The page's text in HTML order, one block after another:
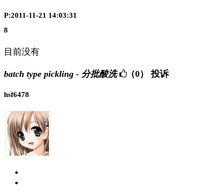
P:2011-11-21 14:03:31
8
目前没有
batch type pickling - 分批酸洗 （0） 投诉
hsf6478